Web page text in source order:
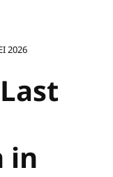
2026
in